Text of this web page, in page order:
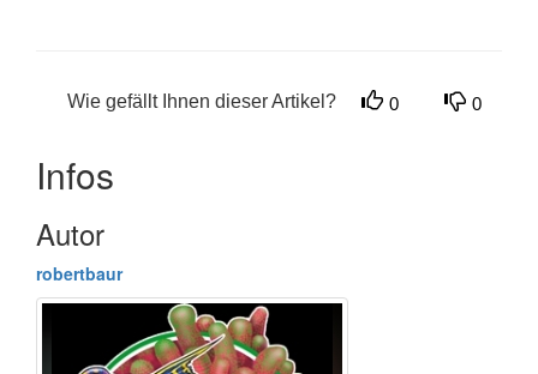
Wie gefällt Ihnen dieser Artikel? 0 0
Infos
Autor
robertbaur